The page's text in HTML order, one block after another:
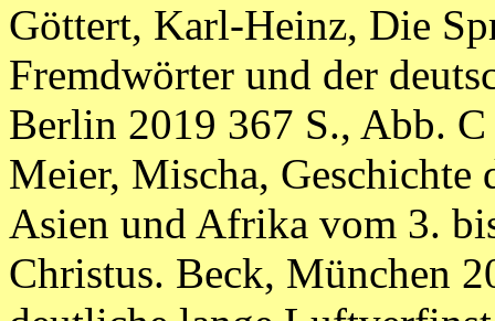
Göttert, Karl-Heinz, Die
Fremdwörter und der
Berlin 2019 367 S., Abb.
Meier, Mischa, Geschichte
Asien und Afrika vom 3.
Christus. Beck, München